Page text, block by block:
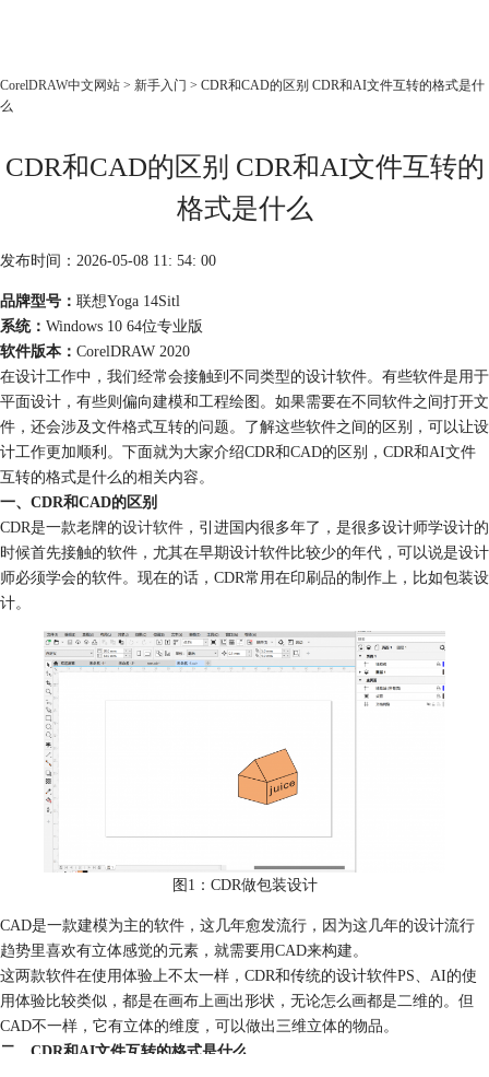
产品
教程
下载
购买
CorelDRAW中文网站 > 新手入门 > CDR和CAD的区别 CDR和AI文件互转的格式是什
么
CDR和CAD的区别 CDR和AI文件互转的
格式是什么
发布时间：2026-05-08 11: 54: 00
品牌型号： 联想Yoga 14Sitl
系统： Windows 10 64位专业版
软件版本： CorelDRAW 2020
在设计工作中，我们经常会接触到不同类型的设计软件。有些软件是用于
平面设计，有些则偏向建模和工程绘图。如果需要在不同软件之间打开文
件，还会涉及文件格式互转的问题。了解这些软件之间的区别，可以让设
计工作更加顺利。下面就为大家介绍CDR和CAD的区别，CDR和AI文件
互转的格式是什么的相关内容。
一、CDR和CAD的区别
CDR是一款老牌的设计软件 ，引进国内很多年了，是很多设计师学设计的
时候首先接触的软件，尤其在早期设计软件比较少的年代，可以说是设计
师必须学会的软件。现在的话，CDR常用在印刷品的制作上，比如包装设
计。
图1：CDR做包装设计
CAD是一款建模为主的软件，这几年愈发流行，因为这几年的设计流行
趋势里喜欢有立体感觉的元素，就需要用CAD来构建。
这两款软件在使用体验上不太一样，CDR和传统的设计软件PS、AI的使
用体验比较类似，都是在画布上画出形状，无论怎么画都是二维的。但
CAD不一样，它有立体的维度，可以做出三维立体的物品。
二、CDR和AI文件互转的格式是什么